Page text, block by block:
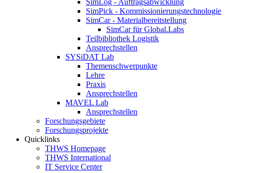
SimLog - Auftragsabwicklung
SimPick - Kommissionierungstechnologie
SimCar - Materialbereitstellung
SimCar für Global.Labs
Teilbibliothek Logistik
Ansprechstellen
SYSiDAT Lab
Themenschwerpunkte
Lehre
Praxis
Ansprechstellen
MAVEL Lab
Ansprechstellen
Forschungsgebiete
Forschungsprojekte
Quicklinks
THWS Homepage
THWS International
IT Service Center